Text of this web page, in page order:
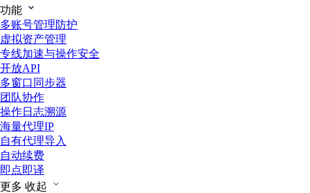
功能
多账号管理防护
虚拟资产管理
专线加速与操作安全
开放API
多窗口同步器
团队协作
操作日志溯源
海量代理IP
自有代理导入
自动续费
即点即译
更多 收起